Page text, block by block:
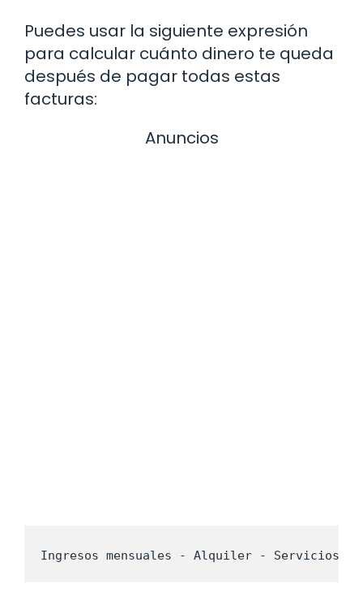
Puedes usar la siguiente expresión
para calcular cuánto dinero te queda
después de pagar todas estas
facturas:
Anuncios
Ingresos mensuales - Alquiler - Servicios